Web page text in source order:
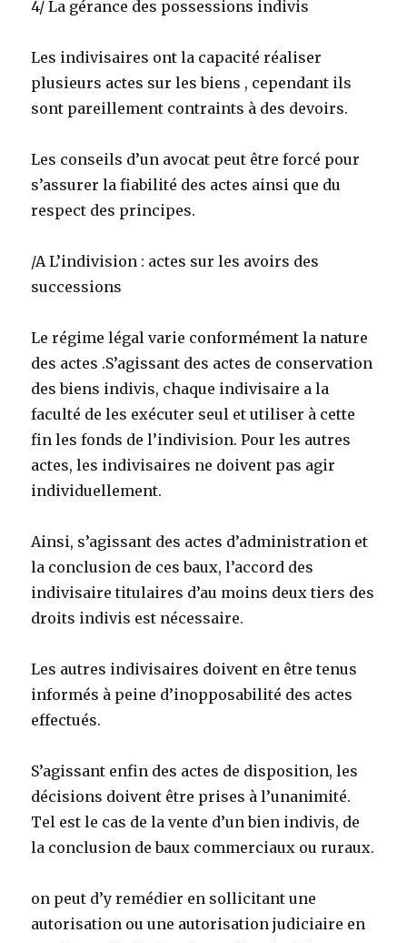
4/ La gérance des possessions indivis
Les indivisaires ont la capacité réaliser
plusieurs actes sur les biens , cependant ils
sont pareillement contraints à des devoirs.
Les conseils d’un avocat peut être forcé pour
s’assurer la fiabilité des actes ainsi que du
respect des principes.
/A L’indivision : actes sur les avoirs des
successions
Le régime légal varie conformément la nature
des actes .S’agissant des actes de conservation
des biens indivis, chaque indivisaire a la
faculté de les exécuter seul et utiliser à cette
fin les fonds de l’indivision. Pour les autres
actes, les indivisaires ne doivent pas agir
individuellement.
Ainsi, s’agissant des actes d’administration et
la conclusion de ces baux, l’accord des
indivisaire titulaires d’au moins deux tiers des
droits indivis est nécessaire.
Les autres indivisaires doivent en être tenus
informés à peine d’inopposabilité des actes
effectués.
S’agissant enfin des actes de disposition, les
décisions doivent être prises à l’unanimité.
Tel est le cas de la vente d’un bien indivis, de
la conclusion de baux commerciaux ou ruraux.
on peut d’y remédier en sollicitant une
autorisation ou une autorisation judiciaire en